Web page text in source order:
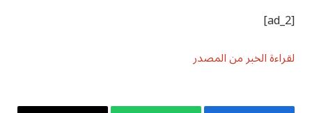
[ad_2]
لقراءة الخبر من المصدر